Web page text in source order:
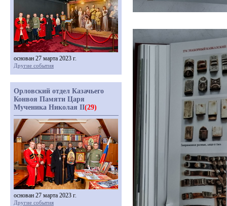
основан 27 марта 2023 г.
Другие события
Орловский отдел Казачьего
Конвоя Памяти Царя
Мученика Николая II(29)
основан 27 марта 2023 г.
Другие события